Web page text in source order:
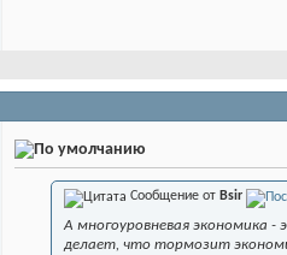
Сообщение от Bsir
А многоуровневая экономика
делает, что тормозит